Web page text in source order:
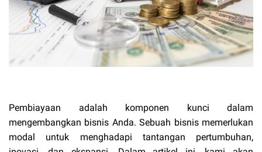
Pembiayaan adalah komponen kunci dalam
mengembangkan bisnis Anda. Sebuah bisnis memerlukan
modal untuk menghadapi tantangan pertumbuhan,